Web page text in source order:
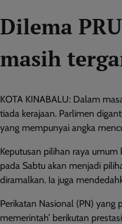
Dilema
masih
KOTA KINABALU: Dalam
tiada kerajaan. Parlimen
yang mempunyai angka
Keputusan pilihan raya umum
pada Sabtu akan menjadi
diramalkan. Ia juga
Perikatan Nasional (PN) yang
memerintah’ berikutan